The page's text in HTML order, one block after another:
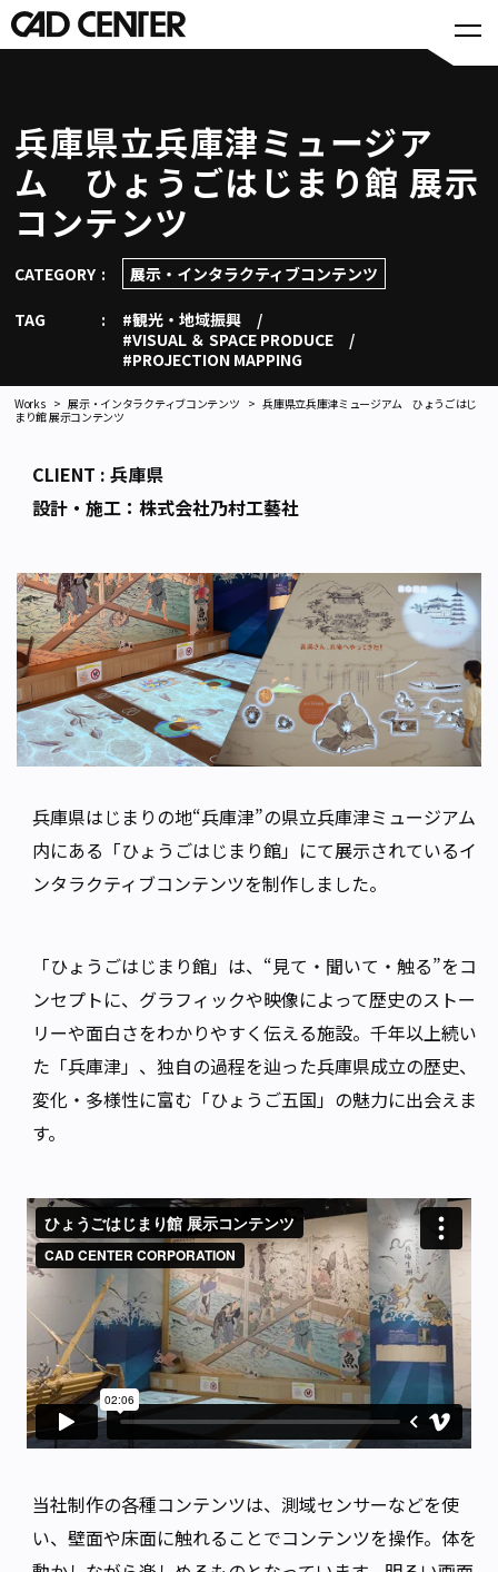
兵庫県立兵庫津ミュージア
ム ひょうごはじまり館 展示
コンテンツ
CATEGORY 展示・インタラクティブコンテンツ
TAG
#観光・地域振興
#VISUAL ＆ SPACE PRODUCE
#PROJECTION MAPPING
Works 展示・インタラクティブコンテンツ
兵庫県立兵庫津ミュージアム ひょうごはじ
まり館 展示コンテンツ
CLIENT : 兵庫県
設計・施工：株式会社乃村工藝社
兵庫県はじまりの地“兵庫津”の県立兵庫津ミュージアム
内にある「ひょうごはじまり館」にて展示されているイ
ンタラクティブコンテンツを制作しました。
「ひょうごはじまり館」は、“見て・聞いて・触る”をコ
ンセプトに、グラフィックや映像によって歴史のストー
リーや面白さをわかりやすく伝える施設。千年以上続い
た「兵庫津」、独自の過程を辿った兵庫県成立の歴史、
変化・多様性に富む「ひょうご五国」の魅力に出会えま
す。
当社制作の各種コンテンツは、測域センサーなどを使
い、壁面や床面に触れることでコンテンツを操作。体を